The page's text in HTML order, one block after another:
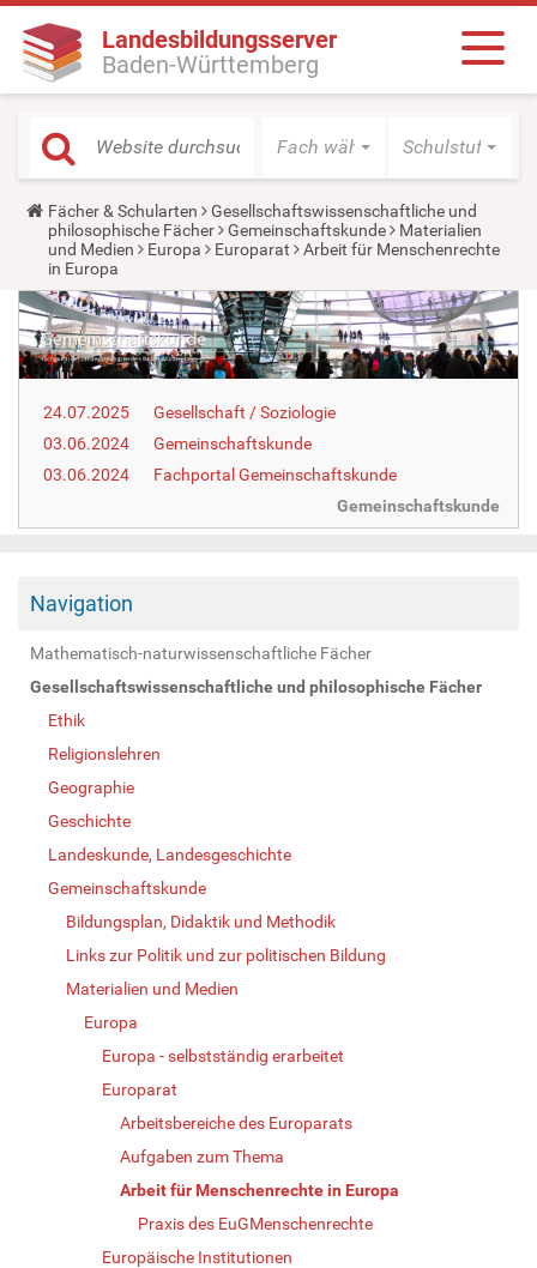
Landesbildungsserver
Baden-Württemberg
Fach wählen Schulstufe
Y
o
u
a
r
e
h
e
r
e
Fächer & Schularten
Gesellschaftswissenschaftliche und
philosophische Fächer
Gemeinschaftskunde
Materialien
und Medien
Europa Europarat
Arbeit für Menschenrechte
in Europa
24.07.2025
Gesellschaft / Soziologie
03.06.2024
Gemeinschaftskunde
03.06.2024
Fachportal Gemeinschaftskunde
Gemeinschaftskunde
Navigation
Mathematisch-naturwissenschaftliche Fächer
Gesellschaftswissenschaftliche und philosophische Fächer
Ethik
Religionslehren
Geographie
Geschichte
Landeskunde, Landesgeschichte
Gemeinschaftskunde
Bildungsplan, Didaktik und Methodik
Links zur Politik und zur politischen Bildung
Materialien und Medien
Europa
Europa - selbstständig erarbeitet
Europarat
Arbeitsbereiche des Europarats
Aufgaben zum Thema
Arbeit für Menschenrechte in Europa
Praxis des EuGMenschenrechte
Europäische Institutionen